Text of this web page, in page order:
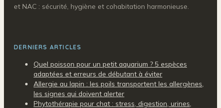
et NAC : sécurité, hygiène et cohabitation harmonieuse.
DERNIERS ARTICLES
Quel poisson pour un petit aquarium ? 5 espèces
adaptées et erreurs de débutant à éviter
Allergie au lapin : les poils transportent les allergènes,
les signes qui doivent alerter
Phytothérapie pour chat : stress, digestion, urines,